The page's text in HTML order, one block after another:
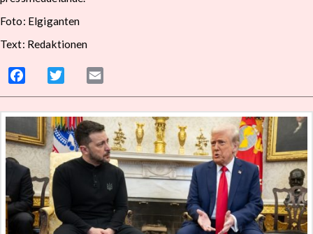
Foto: Elgiganten
Text: Redaktionen
Facebook Twitter